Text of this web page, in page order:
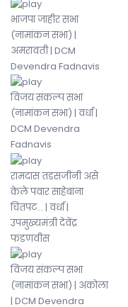
भाजपा जाहीर सभा
(नामांकन सभा) |
अमरावती | DCM
Devendra Fadnavis
विजय संकल्प सभा
(नामांकन सभा) | वर्धा |
DCM Devendra
Fadnavis
रामदास तडसजींनी असे
केले पवार साहेबांना
चितपट... | वर्धा |
उपमुख्यमंत्री देवेंद्र
फडणवीस
विजय संकल्प सभा
(नामांकन सभा) | अकोला
| DCM Devendra